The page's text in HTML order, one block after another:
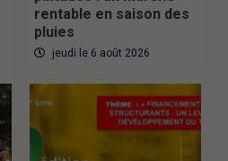
rentable en saison des
pluies
jeudi le 6 août 2026